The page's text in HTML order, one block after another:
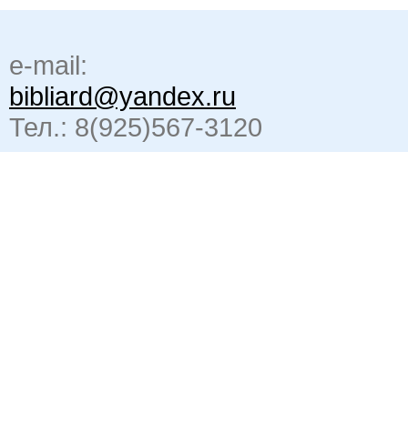
e-mail:
bibliard@yandex.ru
Тел.: 8(925)567-3120